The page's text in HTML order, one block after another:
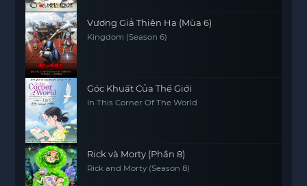
Vương Giả Thiên Hạ (Mùa 6)
Kingdom (Season 6)
Góc Khuất Của Thế Giới
In This Corner Of The World
Rick và Morty (Phần 8)
Rick and Morty (Season 8)